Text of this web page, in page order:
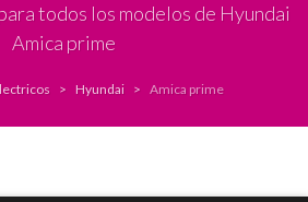
todos los modelos de Hyundai
Amica prime
Hyundai Amica prime